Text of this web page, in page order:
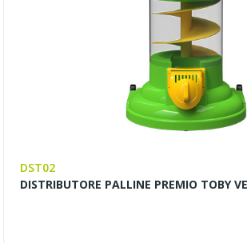
DST02
DISTRIBUTORE PALLINE PREMIO TOBY